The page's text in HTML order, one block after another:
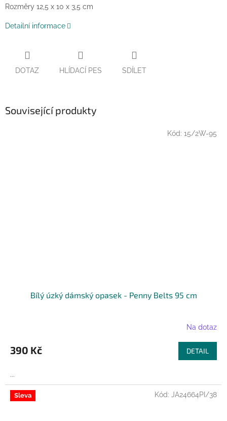
Rozměry 12,5 x 10 x 3,5 cm
Detailní informace
DOTAZ HLÍDACÍ PES SDÍLET
Související produkty
Bílý úzký dámský opasek - Penny Belts 95 cm
Na dotaz
390 Kč DETAIL
...
Kód: 15/2W-95
Sleva Kód: JA24664PI/38